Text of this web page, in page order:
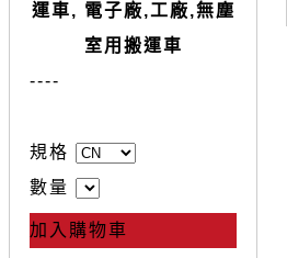
運車, 電子廠,工廠,無塵
室用搬運車
----
規格
數量
加入購物車